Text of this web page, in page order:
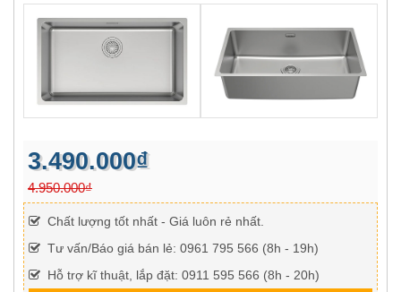
3.490.000₫
4.950.000₫
Chất lượng tốt nhất - Giá luôn rẻ nhất.
Tư vấn/Báo giá bán lẻ: 0961 795 566 (8h - 19h)
Hỗ trợ kĩ thuật, lắp đặt: 0911 595 566 (8h - 20h)